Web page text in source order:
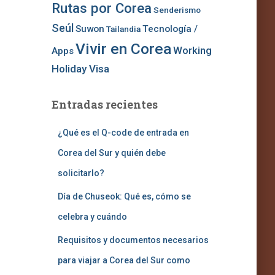
Rutas por Corea Senderismo
Seúl Suwon Tailandia Tecnología /
AppsVivir en CoreaWorking
Holiday Visa
Entradas recientes
¿Qué es el Q-code de entrada en
Corea del Sur y quién debe
solicitarlo?
Día de Chuseok: Qué es, cómo se
celebra y cuándo
Requisitos y documentos necesarios
para viajar a Corea del Sur como